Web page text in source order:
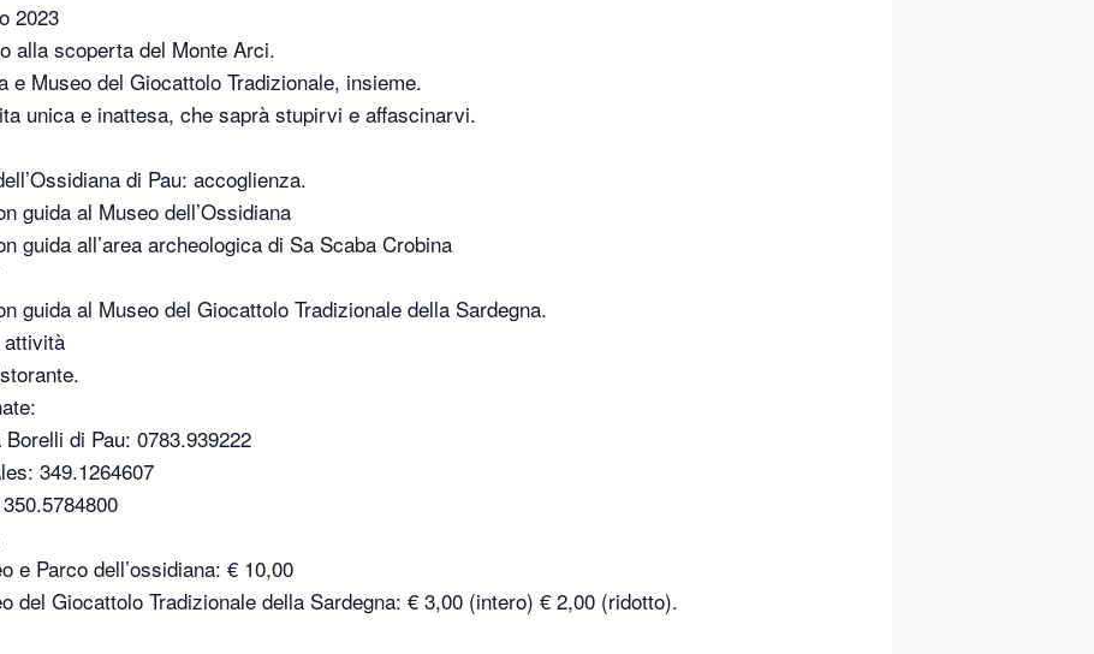
2023
alla scoperta del Monte Arci.
e Museo del Giocattolo Tradizionale, insieme.
unica e inattesa, che saprà stupirvi e affascinarvi.
di Pau: accoglienza.
guida al Museo dell’Ossidiana
guida all’area archeologica di Sa Scaba Crobina
guida al Museo del Giocattolo Tradizionale della Sardegna.
attività
di Pau: 0783.939222
349.1264607
e Parco dell’ossidiana: € 10,00
del Giocattolo Tradizionale della Sardegna: € 3,00 (intero) € 2,00 (ridotto).